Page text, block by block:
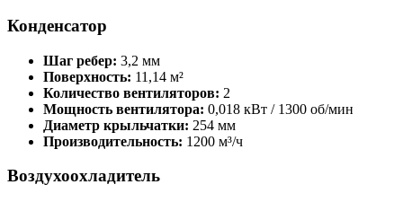
Конденсатор
Шаг ребер: 3,2 мм
Поверхность: 11,14 м²
Количество вентиляторов: 2
Мощность вентилятора: 0,018 кВт / 1300 об/мин
Диаметр крыльчатки: 254 мм
Производительность: 1200 м³/ч
Воздухоохладитель